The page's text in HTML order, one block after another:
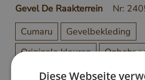
Gevel De Raakterrein
Nr:
Cumaru
Gevelbekleding
Originele kleuren
Diese Webseite